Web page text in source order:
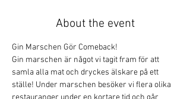
About the event
Gin Marschen Gör Comeback!
Gin marschen är något vi tagit fram för att
samla alla mat och dryckes älskare på ett
ställe! Under marschen besöker vi flera olika